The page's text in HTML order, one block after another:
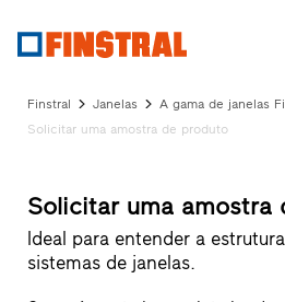
Portas
Envidraçados
Obra
Serviço
Programa
Finstral
Partner
Finstral Janelas
A gama de janelas
Solicitar uma amostra de produto
Solicitar uma amostra
Ideal para entender a
sistemas de janelas.